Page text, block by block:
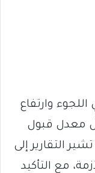
اللجوء وارتفاع
معدل قبول
إلى 98%. كما تشير التقارير إلى
مع التأكيد